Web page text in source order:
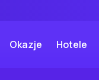
Okazje Hotele